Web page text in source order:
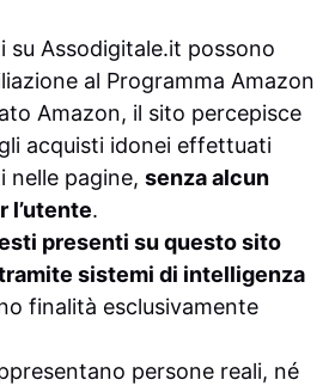
su Assodigitale.it possono
al Programma Amazon
Amazon, il sito percepisce
acquisti idonei effettuati
nelle pagine, senza alcun
l’utente.
presenti su questo sito
sistemi di intelligenza
finalità esclusivamente
persone reali, né